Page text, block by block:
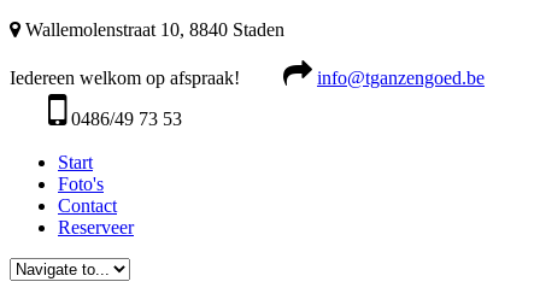
Wallemolenstraat 10, 8840 Staden
Iedereen welkom op afspraak!
info@tganzengoed.be
0486/49 73 53
Start
Foto's
Contact
Reserveer